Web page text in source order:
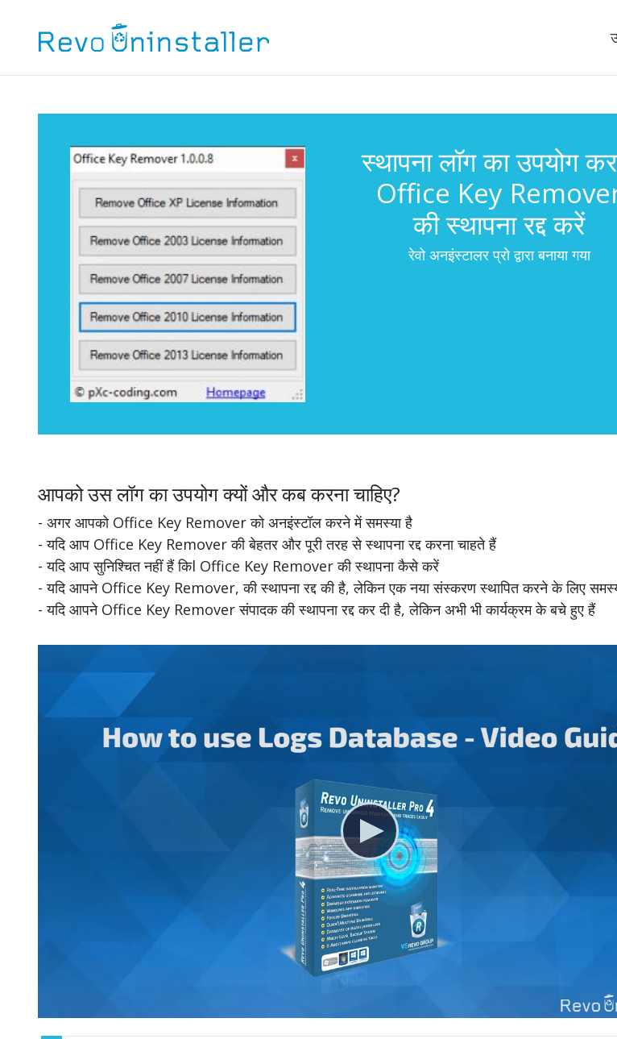
स्थापना लॉग का उपयोग
Office Key
की स्थापना रद्द करें
रेवो अनइंस्टालर प्रो द्वारा बनाया गया
आपको उस लॉग का उपयोग क्यों और कब करना चाहिए?
- अगर आपको Office Key Remover को अनइंस्टॉल करने में समस्या है
- यदि आप Office Key Remover की बेहतर और पूरी तरह से स्थापना रद्द करना चाहते हैं
- यदि आप सुनिश्चित नहीं हैं किl Office Key Remover की स्थापना कैसे करें
- यदि आपने Office Key Remover, की स्थापना रद्द की है, लेकिन एक नया संस्करण स्थापित करने के लिए
- यदि आपने Office Key Remover संपादक की स्थापना रद्द कर दी है, लेकिन अभी भी कार्यक्रम के बचे हुए हैं